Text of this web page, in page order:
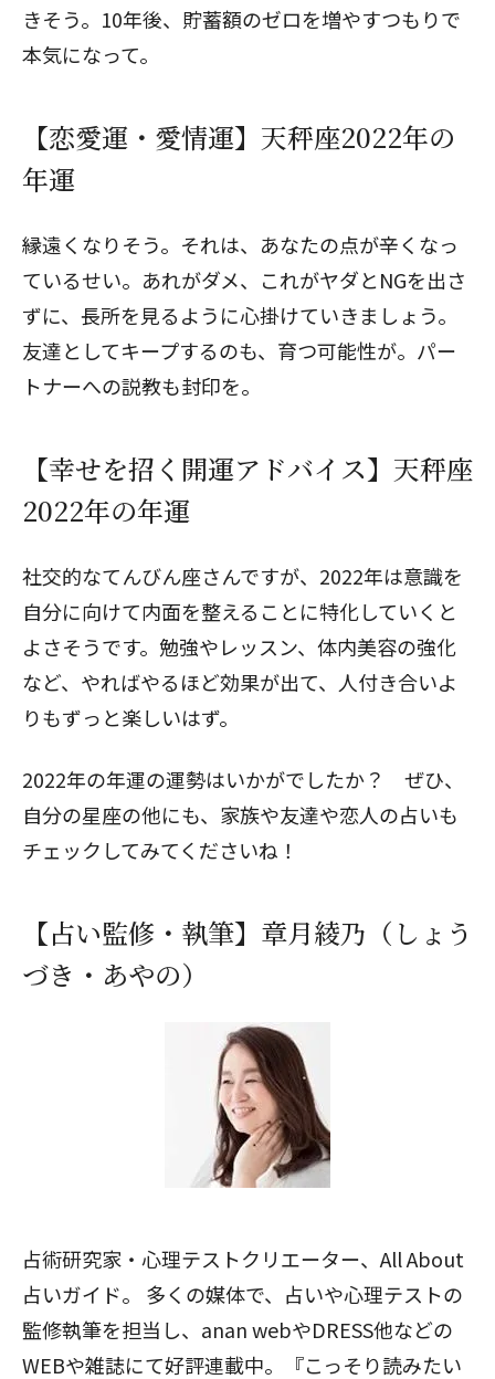
きそう。10年後、貯蓄額のゼロを増やすつもりで
本気になって。
【恋愛運・愛情運】天秤座2022年の
年運
縁遠くなりそう。それは、あなたの点が辛くなっ
ているせい。あれがダメ、これがヤダとNGを出さ
ずに、長所を見るように心掛けていきましょう。
友達としてキープするのも、育つ可能性が。パー
トナーへの説教も封印を。
【幸せを招く開運アドバイス】天秤座
2022年の年運
社交的なてんびん座さんですが、2022年は意識を
自分に向けて内面を整えることに特化していくと
よさそうです。勉強やレッスン、体内美容の強化
など、やればやるほど効果が出て、人付き合いよ
りもずっと楽しいはず。
2022年の年運の運勢はいかがでしたか？ ぜひ、
自分の星座の他にも、家族や友達や恋人の占いも
チェックしてみてくださいね！
【占い監修・執筆】章月綾乃（しょう
づき・あやの）
占術研究家・心理テストクリエーター、All About
占いガイド。 多くの媒体で、占いや心理テストの
監修執筆を担当し、anan webやDRESS他などの
WEBや雑誌にて好評連載中。『こっそり読みたい